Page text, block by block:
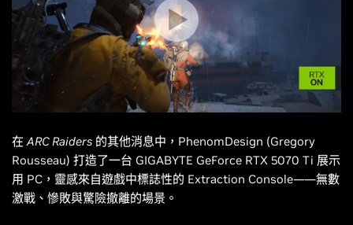
在ARC Raiders 的其他消息中，PhenomDesign (Gregory
Rousseau) 打造了一台 GIGABYTE GeForce RTX 5070 Ti 展示
用 PC，靈感來自遊戲中標誌性的 Extraction Console——無數
激戰、慘敗與驚險撤離的場景。